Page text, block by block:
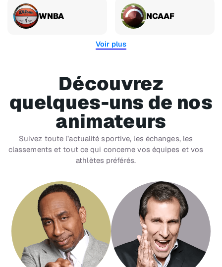
WNBA NCAAF
Voir plus
Découvrez
quelques-uns de nos
animateurs
Suivez toute l’actualité sportive, les échanges, les
classements et tout ce qui concerne vos équipes et vos
athlètes préférés.